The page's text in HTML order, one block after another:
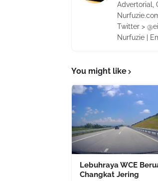
Advertorial,
Twitter >
Nurfuzie |
You might like
Lebuhraya WCE
Changkat Jering